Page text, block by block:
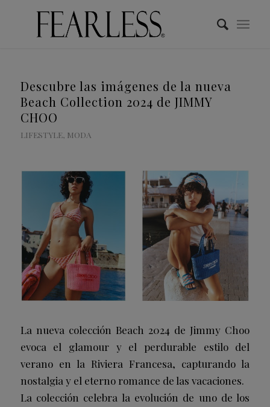
Descubre las imágenes de la nueva
Beach Collection 2024 de JIMMY
CHOO
LIFESTYLE, MODA
La nueva colección Beach 2024 de Jimmy Choo
evoca el glamour y el perdurable estilo del
verano en la Riviera Francesa, capturando la
nostalgia y el eterno romance de las vacaciones.
La colección celebra la evolución de uno de los